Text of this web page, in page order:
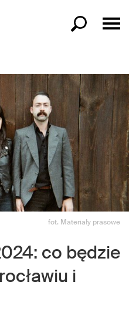
fot. Materiały prasowe
co będzie
i